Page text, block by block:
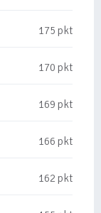
175 pkt
170 pkt
169 pkt
166 pkt
162 pkt